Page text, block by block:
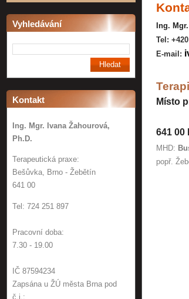
Vyhledávání
Kontakt
Ing. Mgr. Ivana Žahourová,
Ph.D.
Terapeutická praxe:
Bešůvka, Brno - Žebětín
641 00
Tel: 724 251 897
Pracovní doba:
7.30 - 19.00
IČ 87594234
Zapsána u ŽÚ města Brna pod
č.j.:
Ing.
Tel:
E-mail:
Místo
641 00
MHD:
popř.